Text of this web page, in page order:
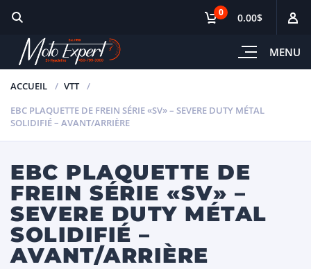
MENU
0 0.00$
ACCUEIL
VTT
EBC PLAQUETTE DE FREIN SÉRIE «SV» – SEVERE DUTY MÉTAL
SOLIDIFIÉ – AVANT/ARRIÈRE
EBC PLAQUETTE DE
FREIN SÉRIE «SV» –
SEVERE DUTY MÉTAL
SOLIDIFIÉ –
AVANT/ARRIÈRE